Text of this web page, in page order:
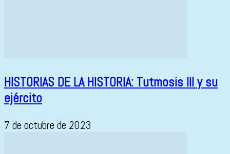
HISTORIAS DE LA HISTORIA: Tutmosis III y su
ejército
7 de octubre de 2023